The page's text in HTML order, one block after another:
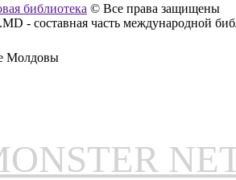
библиотека © Все права защищены
- составная часть международной
Молдовы